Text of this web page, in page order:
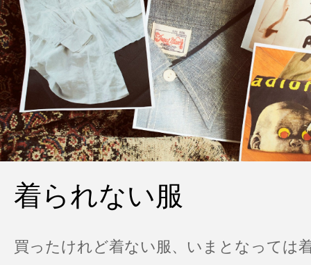
着られない服
買ったけれど着ない服、いまとなっては